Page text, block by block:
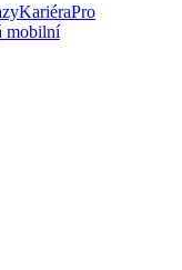
KariéraPro
mobilní